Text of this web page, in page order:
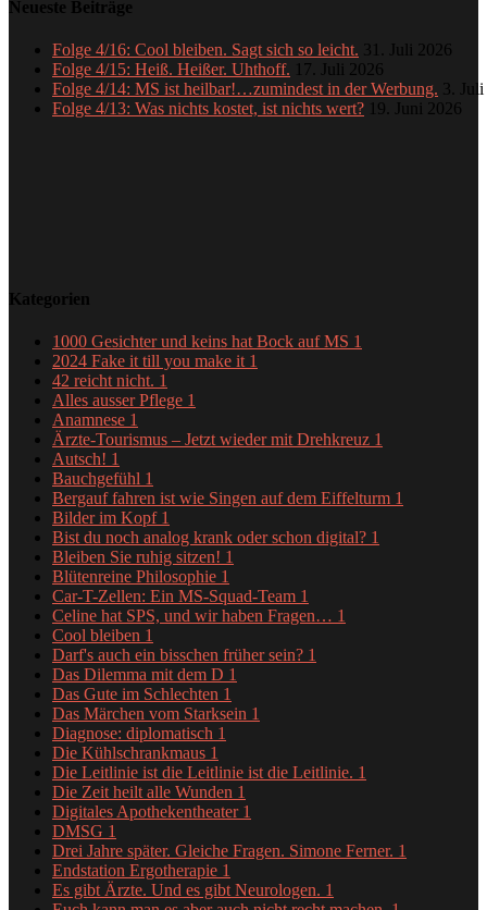
Neueste Beiträge
Folge 4/16: Cool bleiben. Sagt sich so leicht. 31. Juli 2026
Folge 4/15: Heiß. Heißer. Uhthoff. 17. Juli 2026
Folge 4/14: MS ist heilbar!…zumindest in der Werbung. 3.
Folge 4/13: Was nichts kostet, ist nichts wert? 19. Juni 2026
Kategorien
1000 Gesichter und keins hat Bock auf MS 1
2024 Fake it till you make it 1
42 reicht nicht. 1
Alles ausser Pflege 1
Anamnese 1
Ärzte-Tourismus – Jetzt wieder mit Drehkreuz 1
Autsch! 1
Bauchgefühl 1
Bergauf fahren ist wie Singen auf dem Eiffelturm 1
Bilder im Kopf 1
Bist du noch analog krank oder schon digital? 1
Bleiben Sie ruhig sitzen! 1
Blütenreine Philosophie 1
Car-T-Zellen: Ein MS-Squad-Team 1
Celine hat SPS, und wir haben Fragen… 1
Cool bleiben 1
Darf's auch ein bisschen früher sein? 1
Das Dilemma mit dem D 1
Das Gute im Schlechten 1
Das Märchen vom Starksein 1
Diagnose: diplomatisch 1
Die Kühlschrankmaus 1
Die Leitlinie ist die Leitlinie ist die Leitlinie. 1
Die Zeit heilt alle Wunden 1
Digitales Apothekentheater 1
DMSG 1
Drei Jahre später. Gleiche Fragen. Simone Ferner. 1
Endstation Ergotherapie 1
Es gibt Ärzte. Und es gibt Neurologen. 1